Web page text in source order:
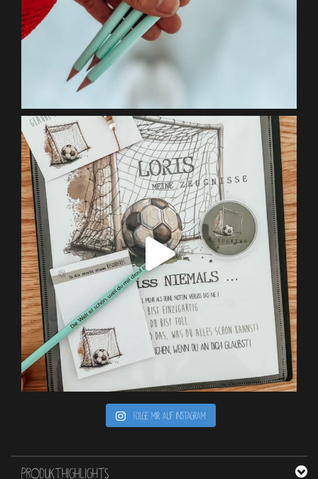
Folge mir auf Instagram
PRODUKTHIGHLIGHTS